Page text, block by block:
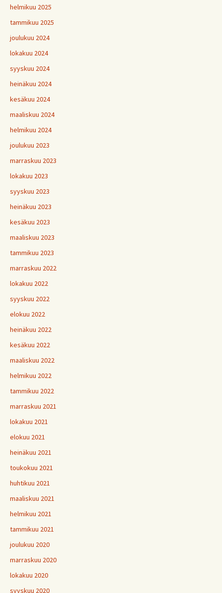
helmikuu 2025
tammikuu 2025
joulukuu 2024
lokakuu 2024
syyskuu 2024
heinäkuu 2024
kesäkuu 2024
maaliskuu 2024
helmikuu 2024
joulukuu 2023
marraskuu 2023
lokakuu 2023
syyskuu 2023
heinäkuu 2023
kesäkuu 2023
maaliskuu 2023
tammikuu 2023
marraskuu 2022
lokakuu 2022
syyskuu 2022
elokuu 2022
heinäkuu 2022
kesäkuu 2022
maaliskuu 2022
helmikuu 2022
tammikuu 2022
marraskuu 2021
lokakuu 2021
elokuu 2021
heinäkuu 2021
toukokuu 2021
huhtikuu 2021
maaliskuu 2021
helmikuu 2021
tammikuu 2021
joulukuu 2020
marraskuu 2020
lokakuu 2020
syyskuu 2020